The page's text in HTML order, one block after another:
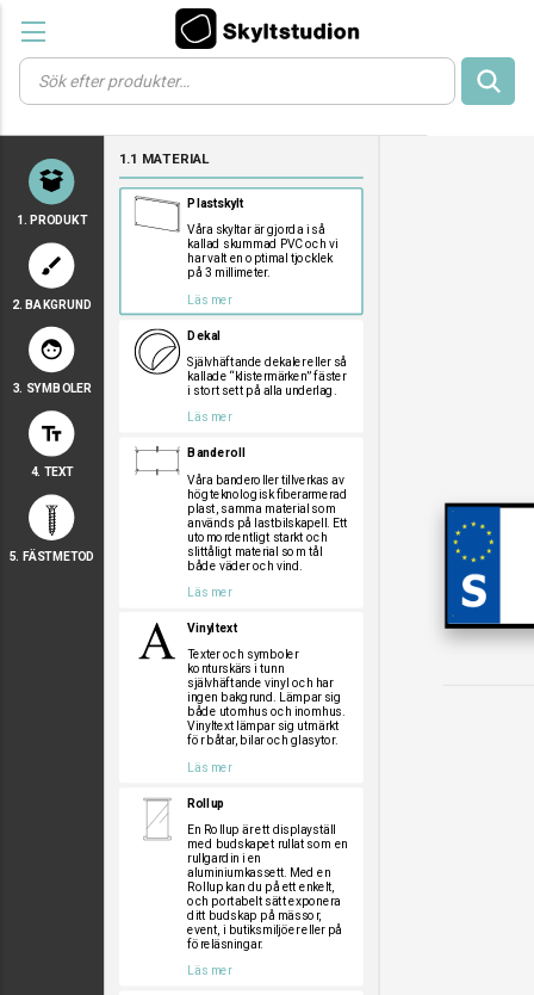
Products
search
a
a
aa
a
a
1. PRODUKT
brush
2. BAKGRUND
face
3. SYMBOLER
text_fields
4. TEXT
5. FÄSTMETOD
1.1 MATERIAL
Plastskylt
Våra skyltar är gjorda i så
kallad skummad PVC och vi
har valt en optimal tjocklek
på 3 millimeter.
Läs mer
Dekal
Självhäftande dekaler eller så
kallade “klistermärken” fäster
i stort sett på alla underlag.
Läs mer
Banderoll
Våra banderoller tillverkas av
högteknologisk fiberarmerad
plast, samma material som
används på lastbilskapell. Ett
utomordentligt starkt och
slittåligt material som tål
både väder och vind.
Läs mer
Vinyltext
Texter och symboler
konturskärs i tunn
självhäftande vinyl och har
ingen bakgrund. Lämpar sig
både utomhus och inomhus.
Vinyltext lämpar sig utmärkt
för båtar, bilar och glasytor.
Läs mer
Rollup
En Rollup är ett displayställ
med budskapet rullat som en
rullgardin i en
aluminiumkassett. Med en
Rollup kan du på ett enkelt,
och portabelt sätt exponera
ditt budskap på mässor,
event, i butiksmiljöer eller på
föreläsningar.
Läs mer